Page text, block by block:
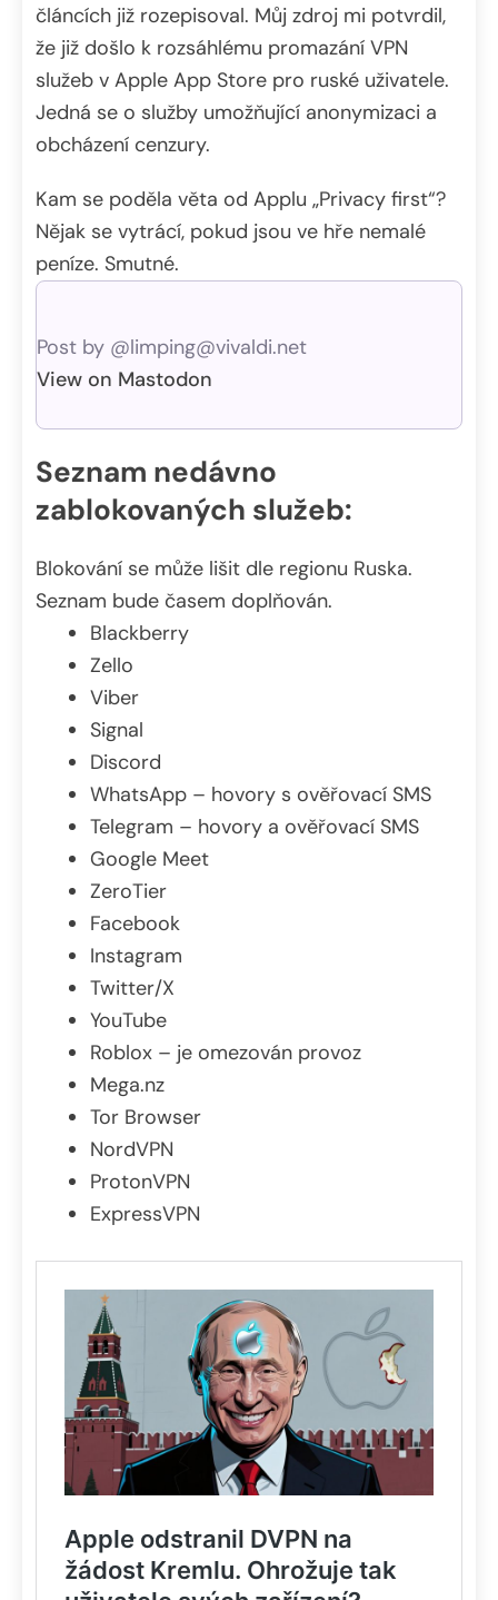
článcích již rozepisoval. Můj zdroj mi potvrdil,
že již došlo k rozsáhlému promazání VPN
služeb v Apple App Store pro ruské uživatele.
Jedná se o služby umožňující anonymizaci a
obcházení cenzury.
Kam se poděla věta od Applu „Privacy first“?
Nějak se vytrácí, pokud jsou ve hře nemalé
peníze. Smutné.
Post by @limping@vivaldi.net
View on Mastodon
Seznam nedávno
zablokovaných služeb:
Blokování se může lišit dle regionu Ruska.
Seznam bude časem doplňován.
Blackberry
Zello
Viber
Signal
Discord
WhatsApp – hovory s ověřovací SMS
Telegram – hovory a ověřovací SMS
Google Meet
ZeroTier
Facebook
Instagram
Twitter/X
YouTube
Roblox – je omezován provoz
Mega.nz
Tor Browser
NordVPN
ProtonVPN
ExpressVPN